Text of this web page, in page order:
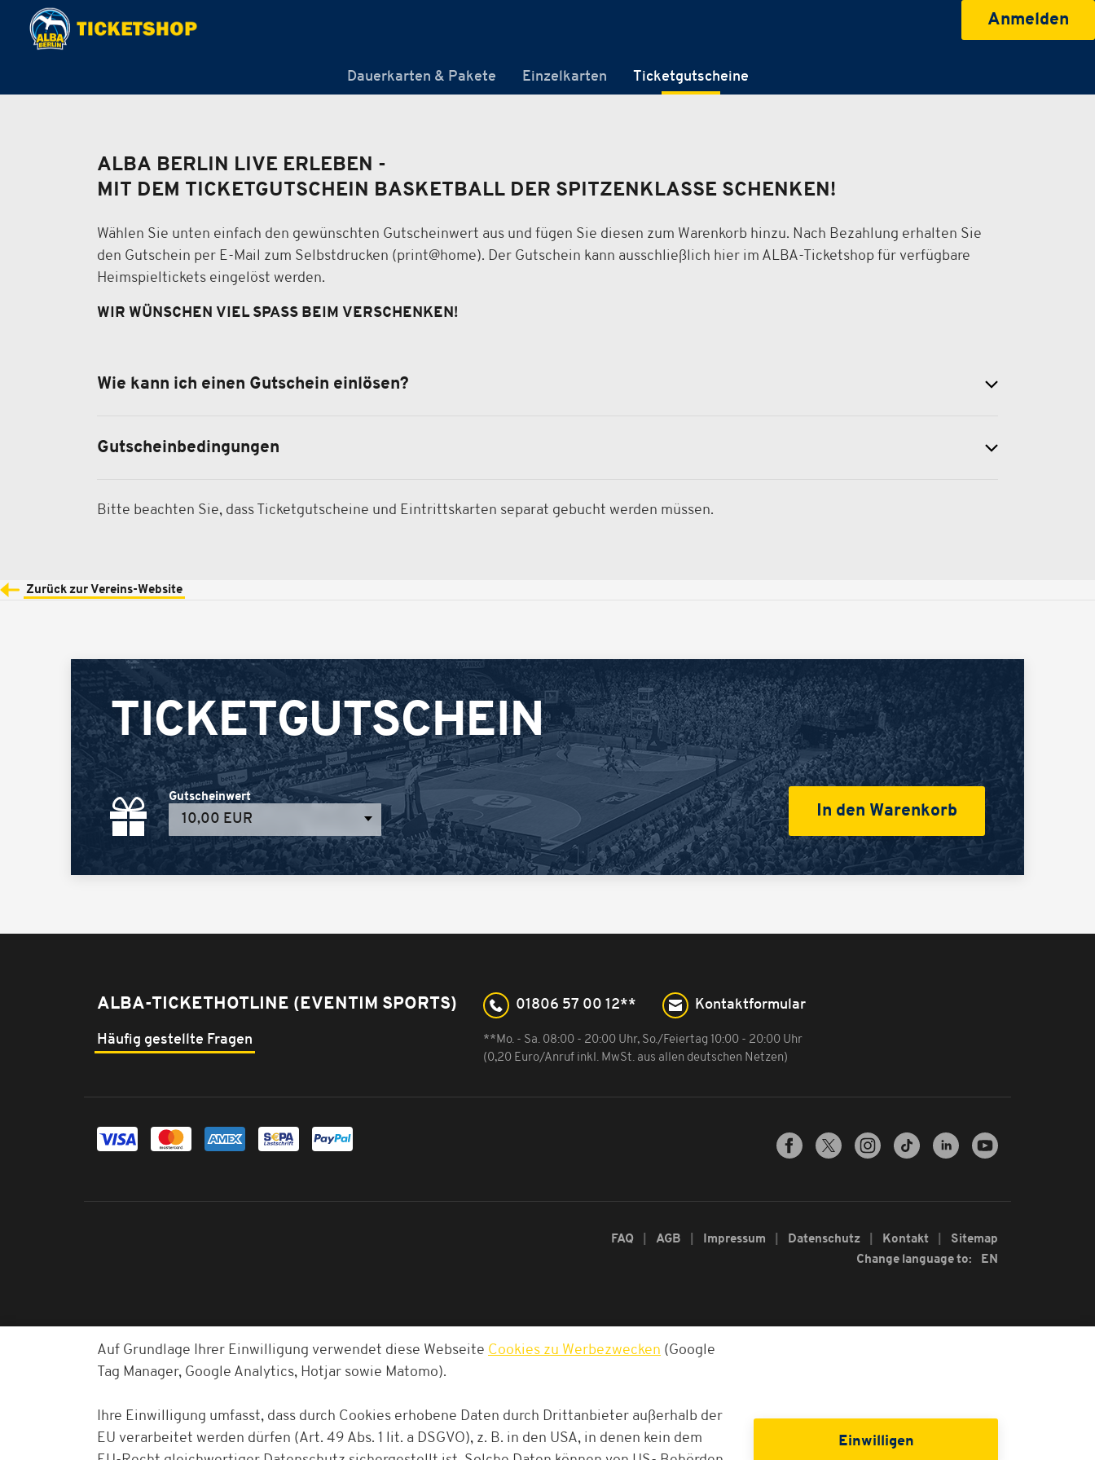
Anmelden
Dauerkarten & Pakete Einzelkarten Ticketgutscheine
ALBA BERLIN LIVE ERLEBEN -
MIT DEM TICKETGUTSCHEIN BASKETBALL DER SPITZENKLASSE SCHENKEN!
Wählen Sie unten einfach den gewünschten Gutscheinwert aus und fügen Sie diesen zum Warenkorb hinzu. Nach Bezahlung erhalten Sie
den Gutschein per E-Mail zum Selbstdrucken (print@home). Der Gutschein kann ausschließlich hier im ALBA-Ticketshop für verfügbare
Heimspieltickets eingelöst werden.
WIR WÜNSCHEN VIEL SPASS BEIM VERSCHENKEN!
Wie kann ich einen Gutschein einlösen?
Gutscheinbedingungen
Bitte beachten Sie, dass Ticketgutscheine und Eintrittskarten separat gebucht werden müssen.
Zurück zur Vereins-Website
TICKETGUTSCHEIN
Gutscheinwert
ALBA-TICKETHOTLINE (EVENTIM SPORTS)
Häufig gestellte Fragen
01806 57 00 12** Kontaktformular
**Mo. - Sa. 08:00 - 20:00 Uhr, So./Feiertag 10:00 - 20:00 Uhr
(0,20 Euro/Anruf inkl. MwSt. aus allen deutschen Netzen)
FAQ AGB Impressum Datenschutz Kontakt
Sitemap
Change language to:
EN
Auf Grundlage Ihrer Einwilligung verwendet diese Webseite Cookies zu Werbezwecken (Google
Tag Manager, Google Analytics, Hotjar sowie Matomo).
Ihre Einwilligung umfasst, dass durch Cookies erhobene Daten durch Drittanbieter außerhalb der
EU verarbeitet werden dürfen (Art. 49 Abs. 1 lit. a DSGVO), z. B. in den USA, in denen kein dem
Einwilligen